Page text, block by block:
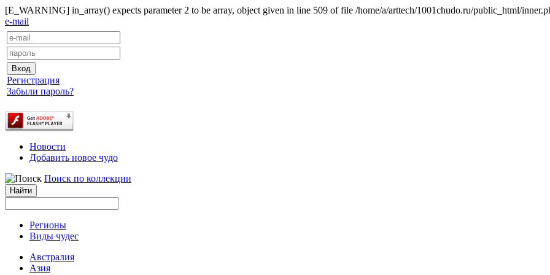
[E_WARNING] in_array() expects parameter 2 to be array, object given in line 509 of file /home/a/arttech/1001chudo.ru/public_html/
e-mail
Регистрация
Забыли пароль?
Новости
Добавить новое чудо
Поиск по коллекции
Регионы
Виды чудес
Австралия
Азия